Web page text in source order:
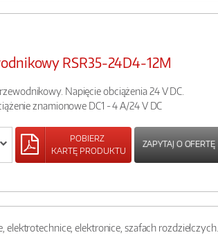
RSR35-24D4-12M
Napięcie obciążenia 24 V DC.
znamionowe DC1 - 4 A/24 V DC
POBIERZ
KARTĘ PRODUKTU
ZAPYTAJ O OFERTĘ
elektronice, szafach rozdzielczych.